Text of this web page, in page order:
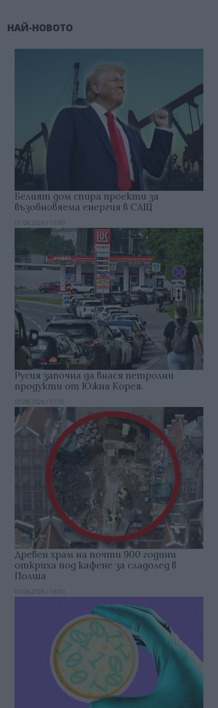
НАЙ-НОВОТО
Белият дом спира проекти за
възобновяема енергия в САЩ
07.08.2026 / 18:00
Русия започна да внася петролни
продукти от Южна Корея.
07.08.2026 / 17:05
Древен храм на почти 900 години
откриха под кафене за сладолед в
Полша
07.08.2026 / 16:00